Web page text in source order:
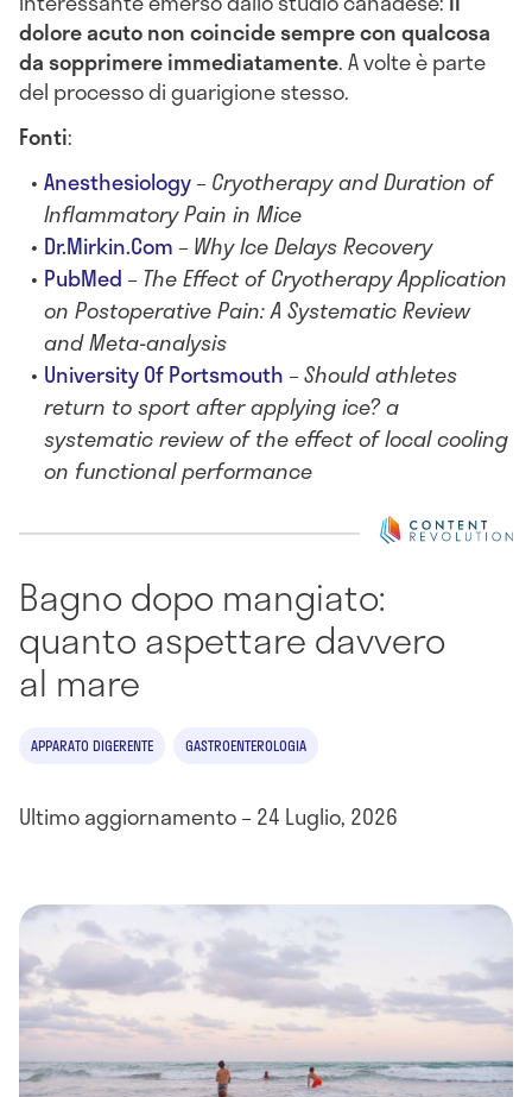
dolore acuto non coincide sempre con qualcosa
da sopprimere immediatamente. A volte è parte
del processo di guarigione stesso.
Fonti:
Anesthesiology– Cryotherapy and Duration of
Inflammatory Pain in Mice
Dr.Mirkin.Com – Why Ice Delays Recovery
PubMed – The Effect of Cryotherapy Application
on Postoperative Pain: A Systematic Review
and Meta-analysis
University Of Portsmouth –Should athletes
return to sport after applying ice? a
systematic review of the effect of local cooling
on functional performance
Bagno dopo mangiato:
quanto aspettare davvero
al mare
APPARATO DIGERENTE GASTROENTEROLOGIA
Ultimo aggiornamento – 24 Luglio, 2026